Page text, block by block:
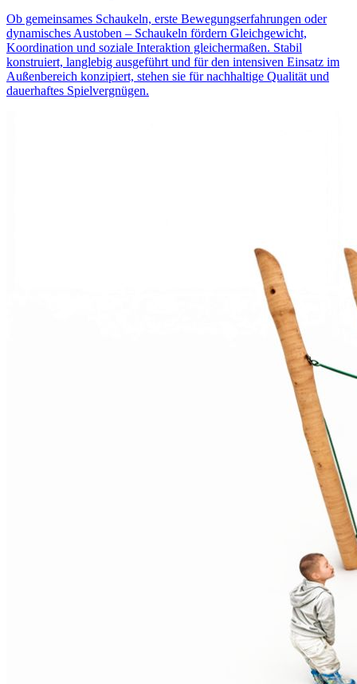
Ob gemeinsames Schaukeln, erste Bewegungserfahrungen oder
dynamisches Austoben – Schaukeln fördern Gleichgewicht,
Koordination und soziale Interaktion gleichermaßen. Stabil
konstruiert, langlebig ausgeführt und für den intensiven Einsatz im
Außenbereich konzipiert, stehen sie für nachhaltige Qualität und
dauerhaftes Spielvergnügen.